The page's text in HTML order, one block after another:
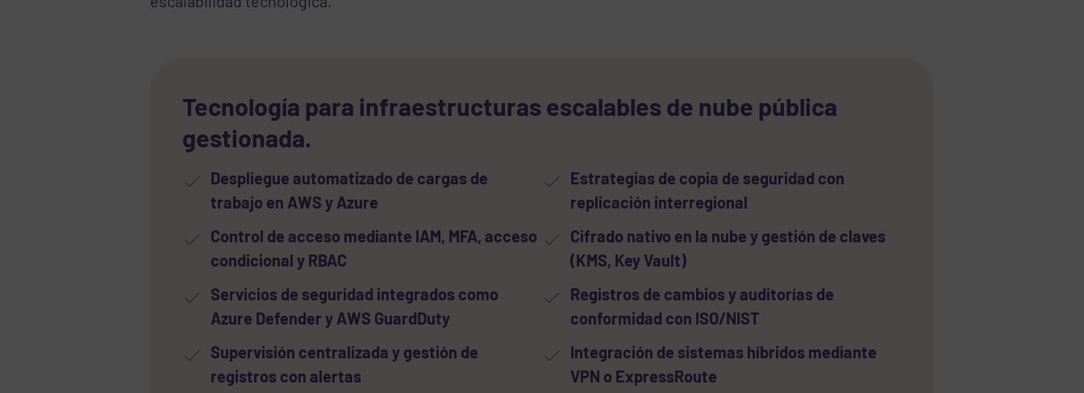
Tecnología para infraestructuras escalables de nube pública
gestionada.
Despliegue automatizado de cargas de
trabajo en AWS y Azure
Control de acceso mediante IAM, MFA, acceso
condicional y RBAC
Servicios de seguridad integrados como
Azure Defender y AWS GuardDuty
Supervisión centralizada y gestión de
registros con alertas
Estrategias de copia de seguridad con
replicación interregional
Cifrado nativo en la nube y gestión de claves
(KMS, Key Vault)
Registros de cambios y auditorías de
conformidad con ISO/NIST
Integración de sistemas híbridos mediante
VPN o ExpressRoute